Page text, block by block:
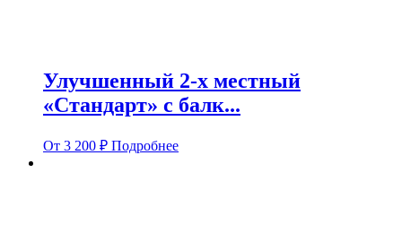
Улучшенный 2-х местный
«Стандарт» с балк...
От 3 200 ₽ Подробнее